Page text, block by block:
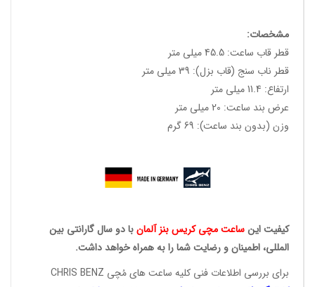
مشخصات:
قطر قاب ساعت: 45.5 میلی متر
قطر ناب سنج (قاب بزل): 39 میلی متر
ارتفاع: 11.4 میلی متر
عرض بند ساعت: 20 میلی متر
وزن (بدون بند ساعت): 69 گرم
کیفیت اینساعت مچی کریسبنز آلمانبا دو سال گارانتی بین
المللی، اطمینان و رضایت شما را به همراه خواهد داشت.
برای بررسی اطلاعات فنی کلیه ساعت های مُچی CHRIS BENZ